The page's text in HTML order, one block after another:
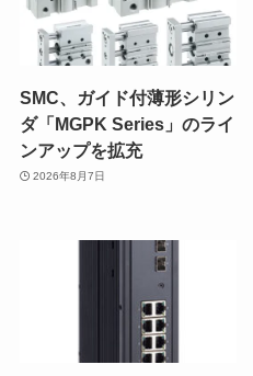
SMC、ガイド付薄形シリン
ダ「MGPK Series」のライ
ンアップを拡充
2026年8月7日